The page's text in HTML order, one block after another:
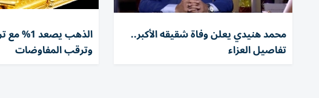
محمد هنيدي يعلن وفاة شقيقه الأكبر..
تفاصيل العزاء
الذهب
وترقب المفاوضات